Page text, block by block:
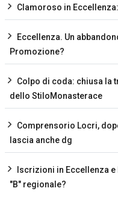
Clamoroso in
Eccellenza. Un
Promozione?
Colpo di coda: chiusa la
dello StiloMonasterace
Comprensorio Locri,
lascia anche dg
Iscrizioni in Eccellenza
"B" regionale?